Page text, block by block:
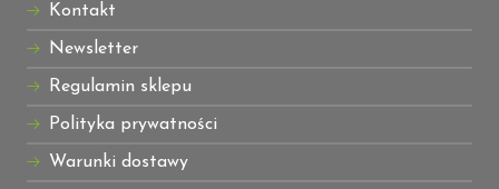
Kontakt
Newsletter
Regulamin sklepu
Polityka prywatności
Warunki dostawy